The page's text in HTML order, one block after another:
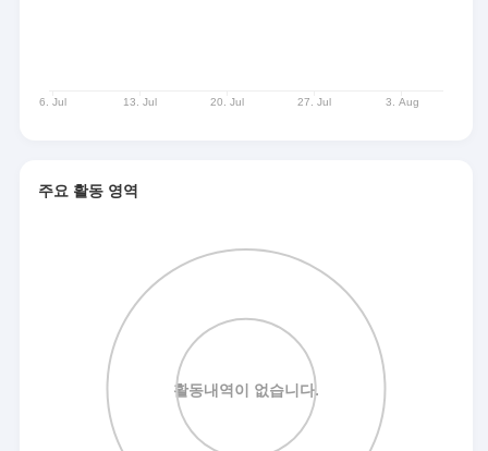
주요 활동 영역